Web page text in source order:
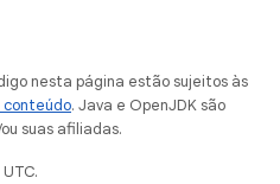
nesta página estão sujeitos às
conteúdo. Java e OpenJDK são
suas afiliadas.